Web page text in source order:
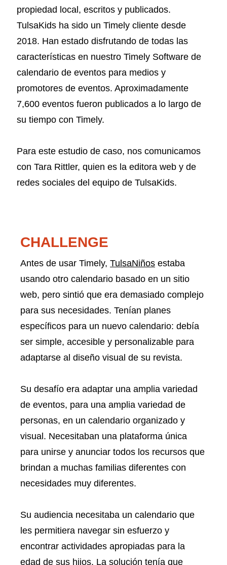
propiedad local, escritos y publicados.
TulsaKids ha sido un Timely cliente desde
2018. Han estado disfrutando de todas las
características en nuestro Timely Software de
calendario de eventos para medios y
promotores de eventos. Aproximadamente
7,600 eventos fueron publicados a lo largo de
su tiempo con Timely.
Para este estudio de caso, nos comunicamos
con Tara Rittler, quien es la editora web y de
redes sociales del equipo de TulsaKids.
CHALLENGE
Antes de usar Timely, TulsaNiños estaba
usando otro calendario basado en un sitio
web, pero sintió que era demasiado complejo
para sus necesidades. Tenían planes
específicos para un nuevo calendario: debía
ser simple, accesible y personalizable para
adaptarse al diseño visual de su revista.
Su desafío era adaptar una amplia variedad
de eventos, para una amplia variedad de
personas, en un calendario organizado y
visual. Necesitaban una plataforma única
para unirse y anunciar todos los recursos que
brindan a muchas familias diferentes con
necesidades muy diferentes.
Su audiencia necesitaba un calendario que
les permitiera navegar sin esfuerzo y
encontrar actividades apropiadas para la
edad de sus hijos. La solución tenía que